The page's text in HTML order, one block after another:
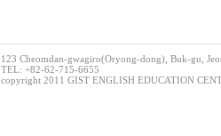
123 Cheomdan-gwagiro(Oryong-dong), Buk-gu,
TEL: +82-62-715-6655
copyright 2011 GIST ENGLISH EDUCATION